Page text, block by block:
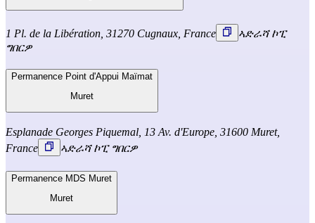
1 Pl. de la Libération, 31270 Cugnaux, France
ኣድራሻ ኮፒ
ግበርዎ
Permanence Point d'Appui Maïmat
Muret
Esplanade Georges Piquemal, 13 Av. d'Europe, 31600 Muret,
France
ኣድራሻ ኮፒ ግበርዎ
Permanence MDS Muret
Muret